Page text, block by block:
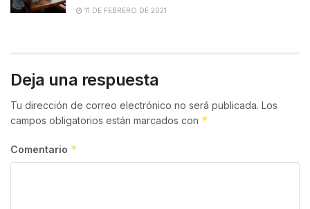
11 DE FEBRERO DE 2021
Deja una respuesta
Tu dirección de correo electrónico no será publicada. Los
campos obligatorios están marcados con *
Comentario *